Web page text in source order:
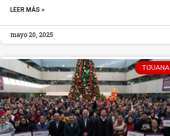
LEER MÁS »
mayo 20, 2025
TIJUANA